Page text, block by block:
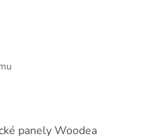
panely Woodea